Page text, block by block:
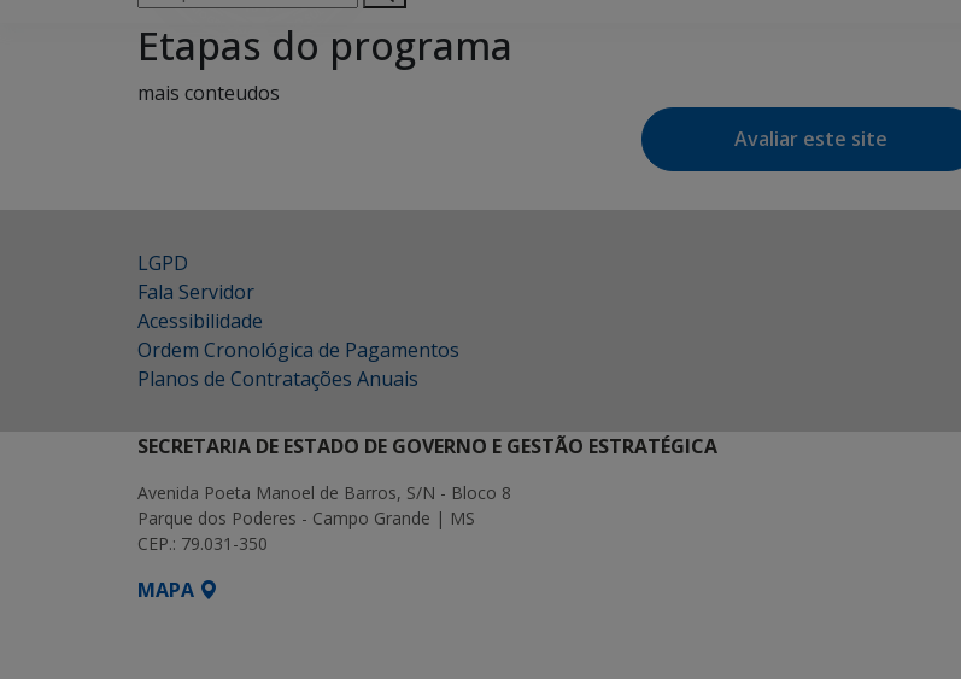
por:
Etapas do programa
mais conteudos
Avaliar este site
LGPD
Fala Servidor
Acessibilidade
Ordem Cronológica de Pagamentos
Planos de Contratações Anuais
SECRETARIA DE ESTADO DE GOVERNO E GESTÃO ESTRATÉGICA
Avenida Poeta Manoel de Barros, S/N - Bloco 8
Parque dos Poderes - Campo Grande | MS
CEP.: 79.031-350
MAPA